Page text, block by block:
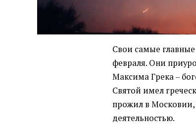
Свои самые
февраля. Они
Максима Грека –
Святой имел
прожил в Московии,
деятельностью.